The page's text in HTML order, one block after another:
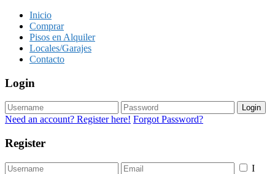
Inicio
Comprar
Pisos en Alquiler
Locales/Garajes
Contacto
Login
Login
Need an account? Register here! Forgot Password?
Register
I